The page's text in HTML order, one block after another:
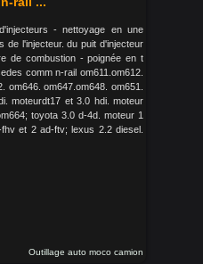
- nettoyage en une
de l'injecteur. du puit d'injecteur
de combustion - poignée en t
comm n-rail om611.om612.
om646. om647.om648. om651.
moteurdt17 et 3.0 hdi. moteur
toyota 3.0 d-4d. moteur 1
et 2 ad-ftv; lexus 2.2 diesel.
Outillage auto moco camion